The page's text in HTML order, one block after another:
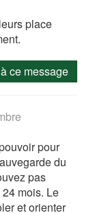
place
ce message
pour
du
pas
mois. Le
et orienter